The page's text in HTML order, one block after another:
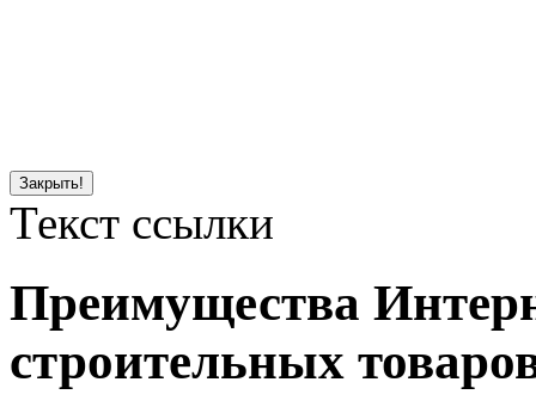
Закрыть!
Текст ссылки
Преимущества
строительных